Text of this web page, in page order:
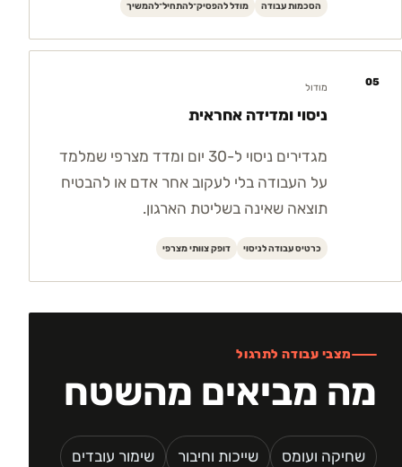
הסכמות עבודה מודל להפסיק־להתחיל־להמשיך
05 מודול
ניסוי ומדידה אחראית
מגדירים ניסוי ל-30 יום ומדד מצרפי שמלמד
על העבודה בלי לעקוב אחר אדם או להבטיח
תוצאה שאינה בשליטת הארגון.
כרטיס עבודה לניסוי דופק צוותי מצרפי
מצבי עבודה לתרגול
מה מביאים מהשטח
שחיקה ועומס שייכות וחיבור שימור עובדים